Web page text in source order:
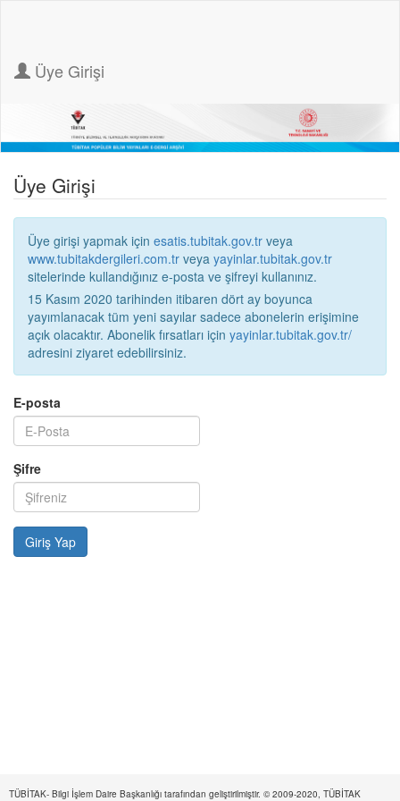
Üye Girişi
Üye Girişi
Üye girişi yapmak için esatis.tubitak.gov.tr veya
www.tubitakdergileri.com.tr veya yayinlar.tubitak.gov.tr
sitelerinde kullandığınız e-posta ve şifreyi kullanınız.
15 Kasım 2020 tarihinden itibaren dört ay boyunca
yayımlanacak tüm yeni sayılar sadece abonelerin erişimine
açık olacaktır. Abonelik fırsatları için yayinlar.tubitak.gov.tr/
adresini ziyaret edebilirsiniz.
E-posta
Şifre
TÜBİTAK- Bilgi İşlem Daire Başkanlığı tarafından geliştirilmiştir. © 2009-2020, TÜBİTAK